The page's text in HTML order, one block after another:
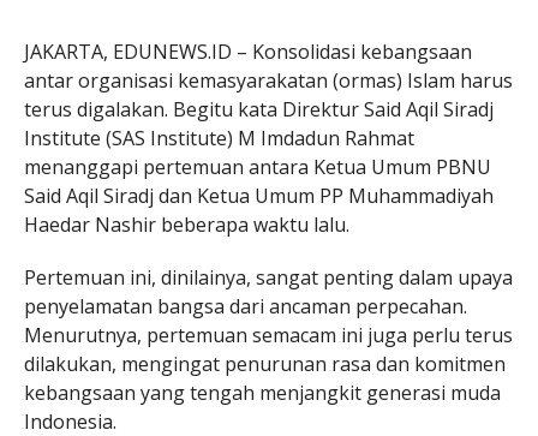
JAKARTA, EDUNEWS.ID – Konsolidasi kebangsaan
antar organisasi kemasyarakatan (ormas) Islam harus
terus digalakan. Begitu kata Direktur Said Aqil Siradj
Institute (SAS Institute) M Imdadun Rahmat
menanggapi pertemuan antara Ketua Umum PBNU
Said Aqil Siradj dan Ketua Umum PP Muhammadiyah
Haedar Nashir beberapa waktu lalu.
Pertemuan ini, dinilainya, sangat penting dalam upaya
penyelamatan bangsa dari ancaman perpecahan.
Menurutnya, pertemuan semacam ini juga perlu terus
dilakukan, mengingat penurunan rasa dan komitmen
kebangsaan yang tengah menjangkit generasi muda
Indonesia.